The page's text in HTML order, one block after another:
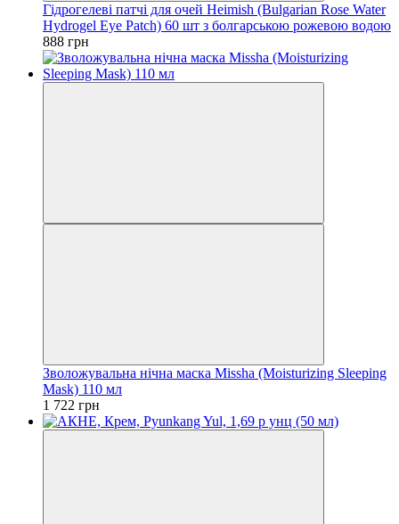
Гідрогелеві патчі для очей Heimish (Bulgarian Rose Water
Hydrogel Eye Patch) 60 шт з болгарською рожевою водою
888 грн
Зволожувальна нічна маска Missha (Moisturizing Sleeping
Mask) 110 мл
1 722 грн